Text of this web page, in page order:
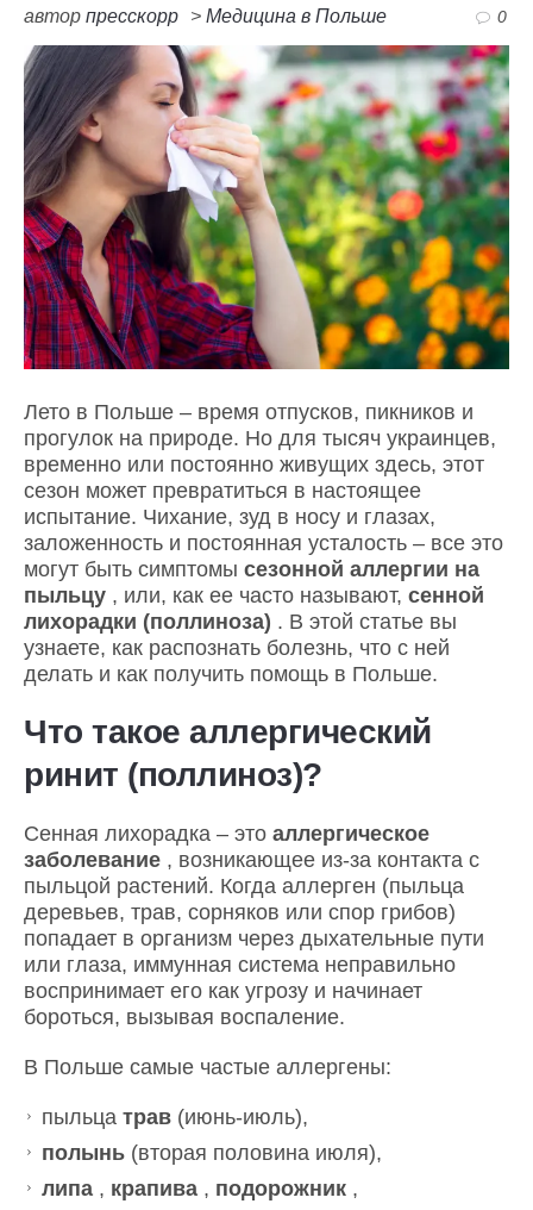
автор пресскорр > Медицина в Польше 0
Лето в Польше – время отпусков, пикников и
прогулок на природе. Но для тысяч украинцев,
временно или постоянно живущих здесь, этот
сезон может превратиться в настоящее
испытание. Чихание, зуд в носу и глазах,
заложенность и постоянная усталость – все это
могут быть симптомы сезонной аллергии на
пыльцу , или, как ее часто называют, сенной
лихорадки (поллиноза) . В этой статье вы
узнаете, как распознать болезнь, что с ней
делать и как получить помощь в Польше.
Что такое аллергический
ринит (поллиноз)?
Сенная лихорадка – это аллергическое
заболевание , возникающее из-за контакта с
пыльцой растений. Когда аллерген (пыльца
деревьев, трав, сорняков или спор грибов)
попадает в организм через дыхательные пути
или глаза, иммунная система неправильно
воспринимает его как угрозу и начинает
бороться, вызывая воспаление.
В Польше самые частые аллергены:
пыльца трав (июнь-июль),
полынь (вторая половина июля),
липа , крапива , подорожник ,